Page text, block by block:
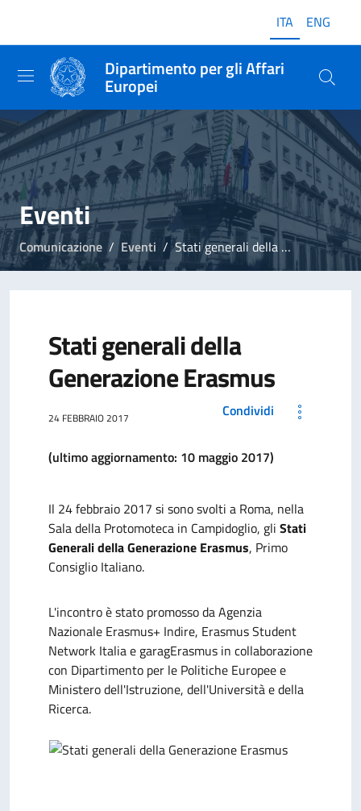
ITA ENG
Dipartimento per gli Affari
Europei
Eventi
Comunicazione Eventi Stati generali della Generazione Erasmus
Stati generali della
Generazione Erasmus
24 FEBBRAIO 2017 Condividi
(ultimo aggiornamento: 10 maggio 2017)
Il 24 febbraio 2017 si sono svolti a Roma, nella
Sala della Protomoteca in Campidoglio, gli Stati
Generali della Generazione Erasmus, Primo
Consiglio Italiano.
L'incontro è stato promosso da Agenzia
Nazionale Erasmus+ Indire, Erasmus Student
Network Italia e garagErasmus in collaborazione
con Dipartimento per le Politiche Europee e
Ministero dell'Istruzione, dell'Università e della
Ricerca.